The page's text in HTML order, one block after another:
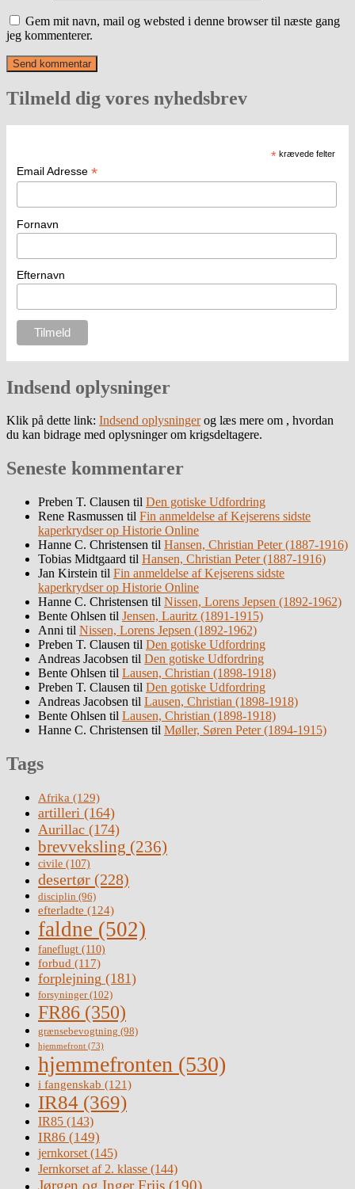
Gem mit navn, mail og websted i denne browser til næste gang
jeg kommenterer.
Tilmeld dig vores nyhedsbrev
* krævede felter
Email Adresse *
Fornavn
Efternavn
Indsend oplysninger
Klik på dette link: Indsend oplysningerog læs mere om , hvordan
du kan bidrage med oplysninger om krigsdeltagere.
Seneste kommentarer
Preben T. Clausen til Den gotiske Udfordring
Rene Rasmussen til Fin anmeldelse af Kejserens sidste
kaperkrydser op Historie Online
Hanne C. Christensen til Hansen, Christian Peter (1887-1916)
Tobias Midtgaard til Hansen, Christian Peter (1887-1916)
Jan Kirstein til Fin anmeldelse af Kejserens sidste
kaperkrydser op Historie Online
Hanne C. Christensen til Nissen, Lorens Jepsen (1892-1962)
Bente Ohlsen til Jensen, Lauritz (1891-1915)
Anni til Nissen, Lorens Jepsen (1892-1962)
Preben T. Clausen til Den gotiske Udfordring
Andreas Jacobsen til Den gotiske Udfordring
Bente Ohlsen til Lausen, Christian (1898-1918)
Preben T. Clausen til Den gotiske Udfordring
Andreas Jacobsen til Lausen, Christian (1898-1918)
Bente Ohlsen til Lausen, Christian (1898-1918)
Hanne C. Christensen til Møller, Søren Peter (1894-1915)
Tags
Afrika (129)
artilleri (164)
Aurillac (174)
brevveksling (236)
civile (107)
desertør (228)
disciplin (96)
efterladte (124)
faldne (502)
faneflugt (110)
forbud (117)
forplejning (181)
forsyninger(102)
FR86 (350)
grænsebevogtning (98)
hjemmefront (73)
hjemmefronten (530)
i fangenskab (121)
IR84 (369)
IR85 (143)
IR86 (149)
jernkorset(145)
Jernkorset af 2. klasse (144)
Jørgen og Inger Friis (190)